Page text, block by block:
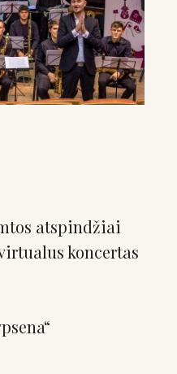
atspindžiai
koncertas